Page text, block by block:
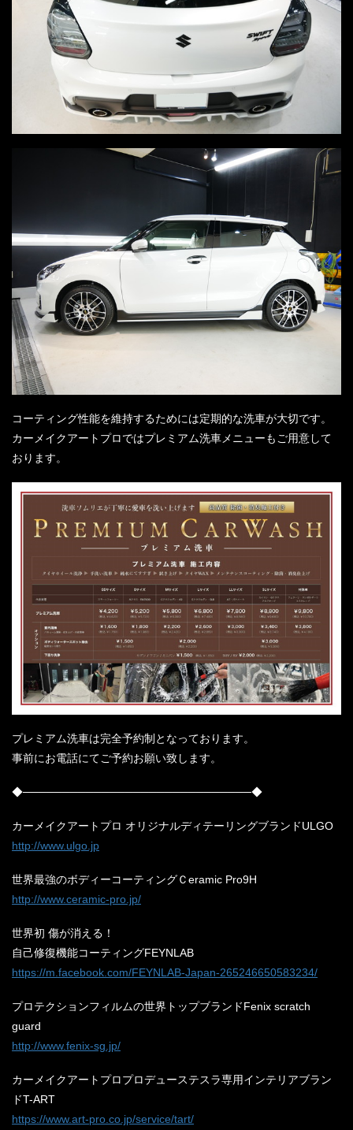
コーティング性能を維持するためには定期的な洗車が大切です。
カーメイクアートプロではプレミアム洗車メニューもご用意して
おります。
プレミアム洗車は完全予約制となっております。
事前にお電話にてご予約お願い致します。
◆─────────────────────────────◆
カーメイクアートプロ オリジナルディテーリングブランドULGO
http://www.ulgo.jp
世界最強のボディーコーティングＣeramic Pro9H
http://www.ceramic-pro.jp/
世界初 傷が消える！
自己修復機能コーティングFEYNLAB
https://m.facebook.com/FEYNLAB-Japan-265246650583234/
プロテクションフィルムの世界トップブランドFenix scratch
guard
http://www.fenix-sg.jp/
カーメイクアートプロプロデューステスラ専用インテリアブラン
ドT-ART
https://www.art-pro.co.jp/service/tart/